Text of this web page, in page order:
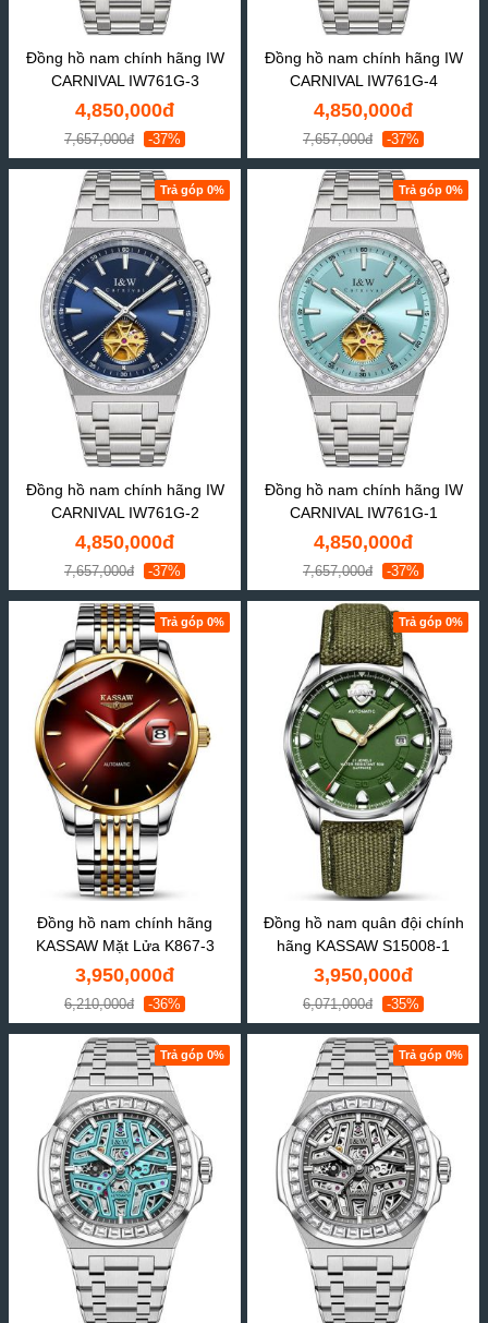
Đồng hồ nam chính hãng IW
CARNIVAL IW761G-3
4,850,000đ
7,657,000đ -37%
Đồng hồ nam chính hãng IW
CARNIVAL IW761G-4
4,850,000đ
7,657,000đ -37%
Trả góp 0%
Đồng hồ nam chính hãng IW
CARNIVAL IW761G-2
4,850,000đ
7,657,000đ -37%
Trả góp 0%
Đồng hồ nam chính hãng IW
CARNIVAL IW761G-1
4,850,000đ
7,657,000đ -37%
Trả góp 0%
Đồng hồ nam chính hãng
KASSAW Mặt Lửa K867-3
3,950,000đ
6,210,000đ -36%
Trả góp 0%
Đồng hồ nam quân đội chính
hãng KASSAW S15008-1
3,950,000đ
6,071,000đ -35%
Trả góp 0% Trả góp 0%